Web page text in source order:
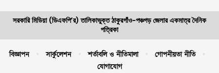
সরকারি মিডিয়া (ডিএফপি’র) তালিকাভুক্ত ঠাকুরগাঁও-পঞ্চগড় জেলার একমাত্র দৈনিক
পত্রিকা
বিজ্ঞাপন সার্কুলেশন শর্তাবলি ও নীতিমালা
গোপনীয়তা নীতি
যোগাযোগ